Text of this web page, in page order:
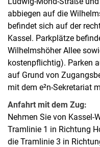
abbiegen auf die
befindet sich auf der
Kassel. Parkplätze
Wilhelmshöher Allee
kostenpflichtig). Parken
auf Grund von
mit dem e²n-Sekretariat
Anfahrt mit dem Zug:
Nehmen Sie von Kassel-
Tramlinie 1 in Richtung
die Tramlinie 3 in